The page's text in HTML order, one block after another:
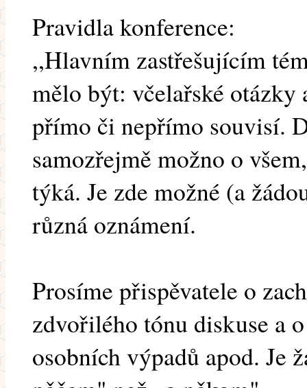
Pravidla konference:
,,Hlavním zastřešujícím
mělo být: včelařské otázky
přímo či nepřímo souvisí.
samozřejmě možno o
týká. Je zde možné (a
různá oznámení.
Prosíme přispěvatele o
zdvořilého tónu diskuse a
osobních výpadů apod. Je